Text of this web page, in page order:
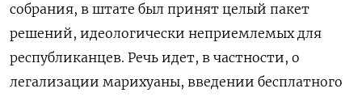
собрания, в штате был принят целый пакет
решений, идеологически неприемлемых для
республиканцев. Речь идет, в частности, о
легализации марихуаны, введении бесплатного